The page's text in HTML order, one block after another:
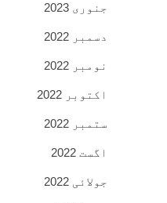
جنوری 2023
دسمبر 2022
نومبر 2022
اکتوبر 2022
ستمبر 2022
اگست 2022
جولائی 2022